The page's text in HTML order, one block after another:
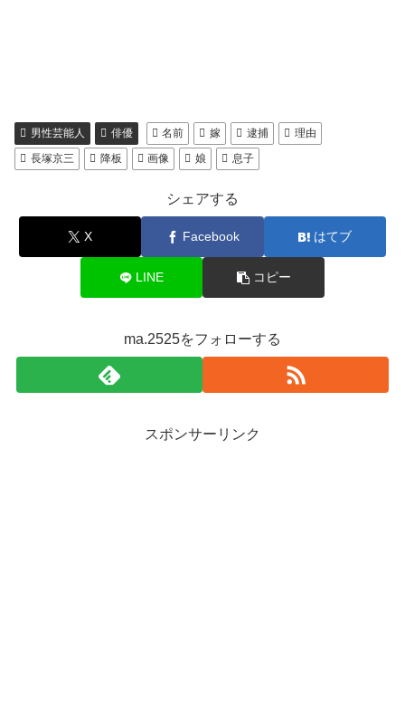
男性芸能人 俳優 名前 嫁 逮捕
理由
長塚京三
降板 画像 娘 息子
シェアする
X Facebook はてブ
LINE コピー
ma.2525をフォローする
スポンサーリンク